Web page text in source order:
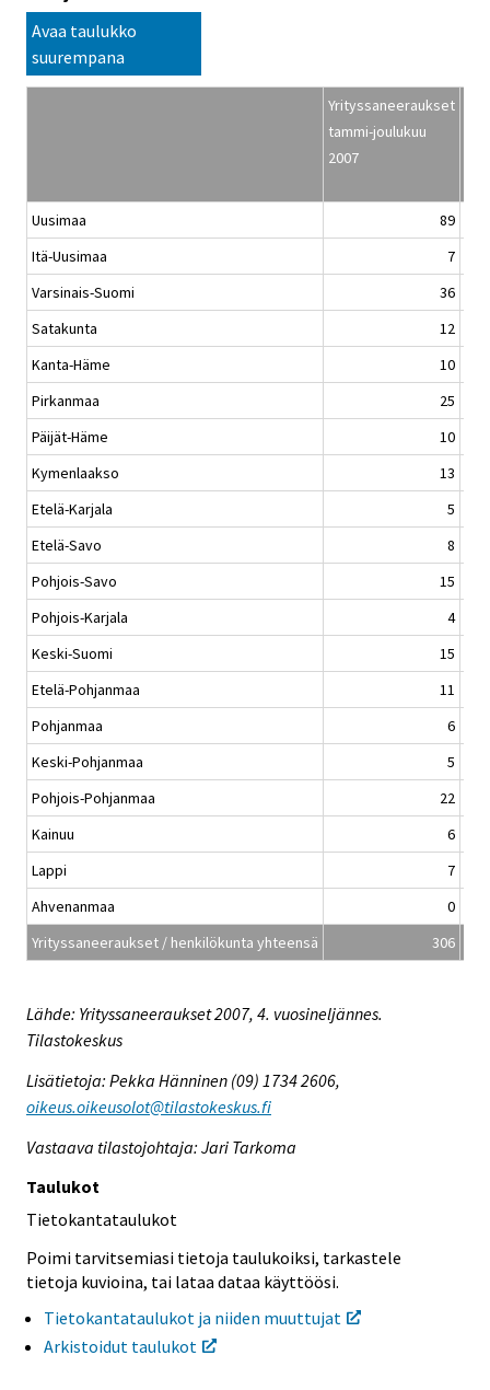
Avaa taulukko
suurempana
Yrityssaneeraukset
tammi-joulukuu
2007
Uusimaa
89
Itä-Uusimaa
7
Varsinais-Suomi
36
Satakunta
12
Kanta-Häme
10
Pirkanmaa
25
Päijät-Häme
10
Kymenlaakso
13
Etelä-Karjala
5
Etelä-Savo
8
Pohjois-Savo
15
Pohjois-Karjala
4
Keski-Suomi
15
Etelä-Pohjanmaa
11
Pohjanmaa
6
Keski-Pohjanmaa
5
Pohjois-Pohjanmaa
22
Kainuu
6
Lappi
7
Ahvenanmaa
0
Yrityssaneeraukset / henkilökunta yhteensä
306
Lähde: Yrityssaneeraukset 2007, 4. vuosineljännes.
Tilastokeskus
Lisätietoja: Pekka Hänninen (09) 1734 2606,
oikeus.oikeusolot@tilastokeskus.fi
Vastaava tilastojohtaja: Jari Tarkoma
Taulukot
Tietokantataulukot
Poimi tarvitsemiasi tietoja taulukoiksi, tarkastele
tietoja kuvioina, tai lataa dataa käyttöösi.
Tietokantataulukot ja niiden muuttujat
Arkistoidut taulukot